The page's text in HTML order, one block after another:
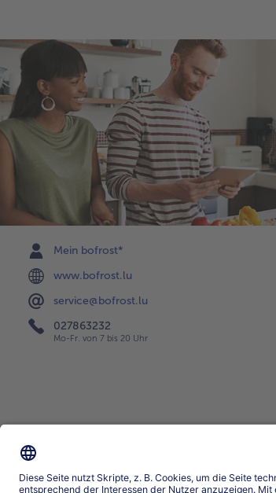
Mein bofrost*
www.bofrost.lu
service@bofrost.lu
027863232
Mo-Fr. von 7 bis 20 Uhr